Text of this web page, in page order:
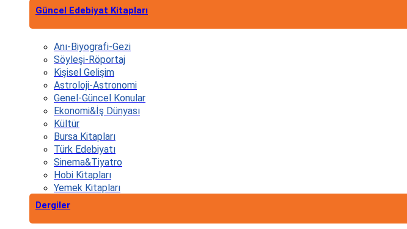
Güncel Edebiyat Kitapları
Anı-Biyografi-Gezi
Söyleşi-Röportaj
Kişisel Gelişim
Astroloji-Astronomi
Genel-Güncel Konular
Ekonomi&İş Dünyası
Kültür
Bursa Kitapları
Türk Edebiyatı
Sinema&Tiyatro
Hobi Kitapları
Yemek Kitapları
Dergiler